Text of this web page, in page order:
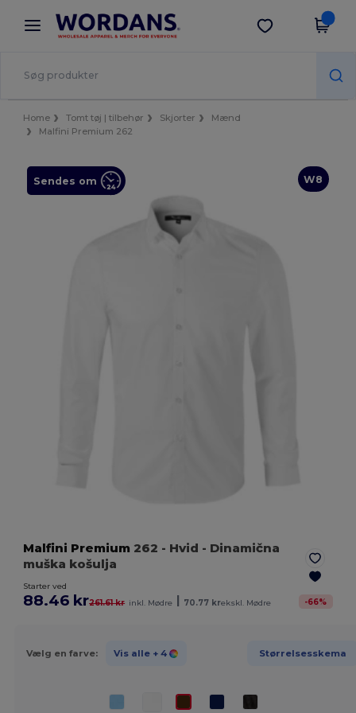
× Wordans-app
Bedre priser i appen!
Hent app
Home Tomt tøj | tilbehør Skjorter
Mænd
Malfini Premium 262
W8
Sendes om
Malfini Premium 262 - Hvid - Dinamična
muška košulja
Starter ved
88.46 kr261.61 kr inkl. Mødre 70.77 krekskl. Mødre -66%
Vælg en farve: Vis alle + 4 Størrelsesskema